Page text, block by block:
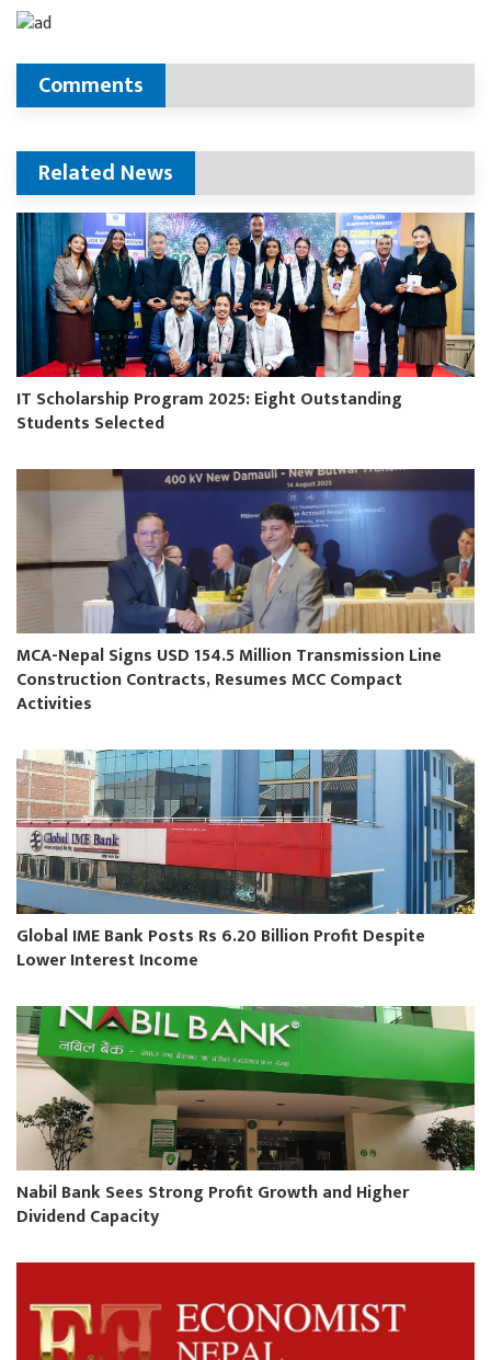
Comments
Related News
IT Scholarship Program 2025: Eight Outstanding
Students Selected
MCA-Nepal Signs USD 154.5 Million Transmission Line
Construction Contracts, Resumes MCC Compact
Activities
Global IME Bank Posts Rs 6.20 Billion Profit Despite
Lower Interest Income
Nabil Bank Sees Strong Profit Growth and Higher
Dividend Capacity